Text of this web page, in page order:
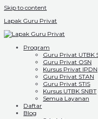
Skip to content
Lapak Guru Privat
Program
Guru Privat UTBK
Guru Privat OSN
Kursus Privat IPDN
Guru Privat STAN
Guru Privat STIS
Kursus UTBK SNBT
Semua Layanan
Daftar
Blog